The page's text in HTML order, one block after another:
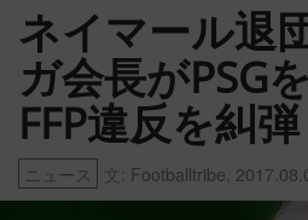
ネイマール退
ガ会長がPSG
FFP違反を糾弾
ニュース 文: Footballtribe